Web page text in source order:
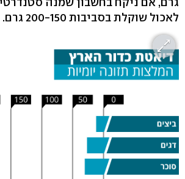
לאכול שוקלת בסביבות 200-150 גרם.